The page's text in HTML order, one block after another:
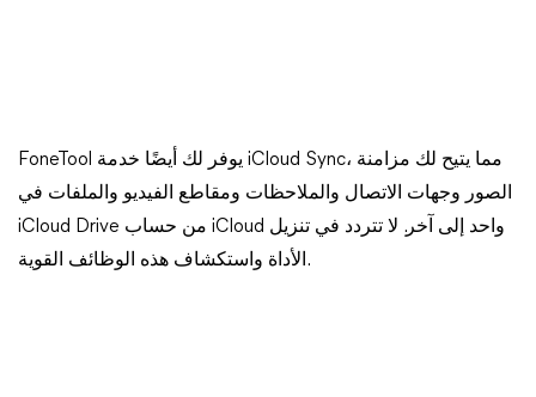
FoneTool يوفر لك أيضًا خدمة iCloud Sync، مما يتيح لك مزامنة
الصور وجهات الاتصال والملاحظات ومقاطع الفيديو والملفات في
iCloud Drive من حساب iCloud واحد إلى آخر. لا تتردد في تنزيل
الأداة واستكشاف هذه الوظائف القوية.